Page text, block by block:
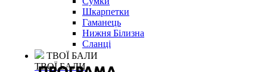
Шкарпетки
Гаманець
Нижня Білизна
Сланці
ТВОЇ БАЛИ
ТВОЇ БАЛИ